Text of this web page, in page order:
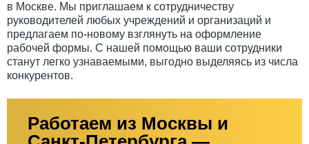
в Москве. Мы приглашаем к сотрудничеству
руководителей любых учреждений и организаций и
предлагаем по-новому взглянуть на оформление
рабочей формы. С нашей помощью ваши сотрудники
станут легко узнаваемыми, выгодно выделяясь из числа
конкурентов.
Работаем из Москвы и